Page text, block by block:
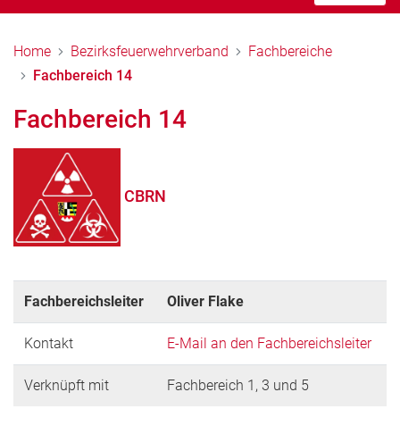
Home Bezirksfeuerwehrverband
Fachbereiche
Fachbereich 14
Fachbereich 14
CBRN
Fachbereichsleiter Oliver Flake
Kontakt E-Mail an den Fachbereichsleiter
Verknüpft mit Fachbereich 1, 3 und 5